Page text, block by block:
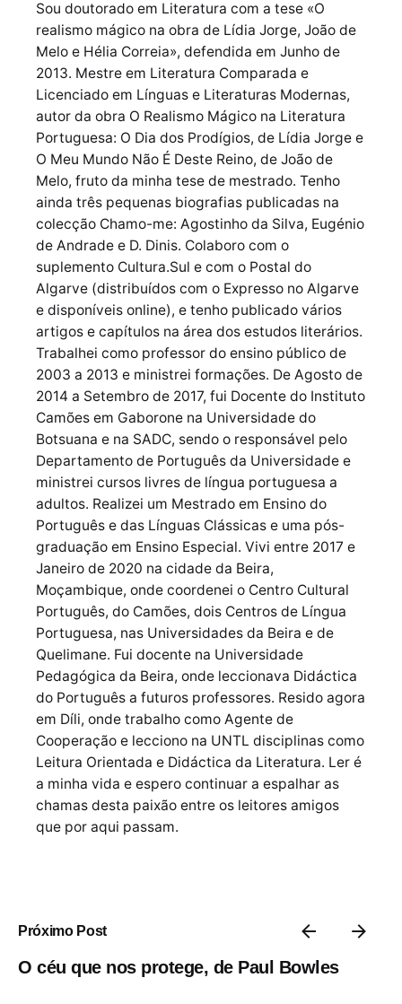
Sou doutorado em Literatura com a tese «O
realismo mágico na obra de Lídia Jorge, João de
Melo e Hélia Correia», defendida em Junho de
2013. Mestre em Literatura Comparada e
Licenciado em Línguas e Literaturas Modernas,
autor da obra O Realismo Mágico na Literatura
Portuguesa: O Dia dos Prodígios, de Lídia Jorge e
O Meu Mundo Não É Deste Reino, de João de
Melo, fruto da minha tese de mestrado. Tenho
ainda três pequenas biografias publicadas na
colecção Chamo-me: Agostinho da Silva, Eugénio
de Andrade e D. Dinis. Colaboro com o
suplemento Cultura.Sul e com o Postal do
Algarve (distribuídos com o Expresso no Algarve
e disponíveis online), e tenho publicado vários
artigos e capítulos na área dos estudos literários.
Trabalhei como professor do ensino público de
2003 a 2013 e ministrei formações. De Agosto de
2014 a Setembro de 2017, fui Docente do Instituto
Camões em Gaborone na Universidade do
Botsuana e na SADC, sendo o responsável pelo
Departamento de Português da Universidade e
ministrei cursos livres de língua portuguesa a
adultos. Realizei um Mestrado em Ensino do
Português e das Línguas Clássicas e uma pós-
graduação em Ensino Especial. Vivi entre 2017 e
Janeiro de 2020 na cidade da Beira,
Moçambique, onde coordenei o Centro Cultural
Português, do Camões, dois Centros de Língua
Portuguesa, nas Universidades da Beira e de
Quelimane. Fui docente na Universidade
Pedagógica da Beira, onde leccionava Didáctica
do Português a futuros professores. Resido agora
em Díli, onde trabalho como Agente de
Cooperação e lecciono na UNTL disciplinas como
Leitura Orientada e Didáctica da Literatura. Ler é
a minha vida e espero continuar a espalhar as
chamas desta paixão entre os leitores amigos
que por aqui passam.
Próximo Post
O céu que nos protege, de Paul Bowles